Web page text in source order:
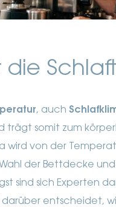
die
, auch
trägt somit zum
wird von der
der Bettdecke
sind sich Experten
entscheidet,